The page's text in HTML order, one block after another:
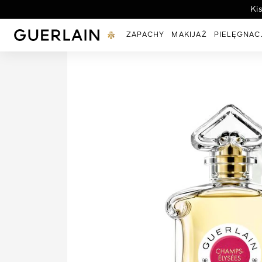
Guerlain - (Powrót do strony głównej)
ZAPACHY MAKIJAŻ